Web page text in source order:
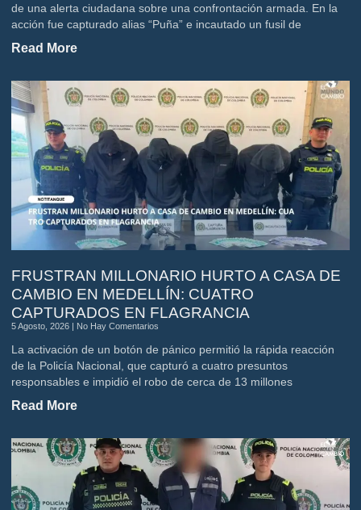
de una alerta ciudadana sobre una confrontación armada. En la
acción fue capturado alias “Puña” e incautado un fusil de
Read More
FRUSTRAN MILLONARIO HURTO A CASA DE
CAMBIO EN MEDELLÍN: CUATRO
CAPTURADOS EN FLAGRANCIA
5 Agosto, 2026 No Hay Comentarios
La activación de un botón de pánico permitió la rápida reacción
de la Policía Nacional, que capturó a cuatro presuntos
responsables e impidió el robo de cerca de 13 millones
Read More